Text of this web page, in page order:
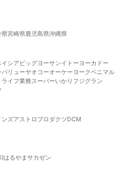
県宮崎県鹿児島県沖縄県
イシア ビッグヨーサンイトーヨーカドー
リューヤオコーオーケー ヨークベニマル
ライフ業務スーパーいかり フジグラン
ンズアストロプロダクツDCM
はるやま サカゼン